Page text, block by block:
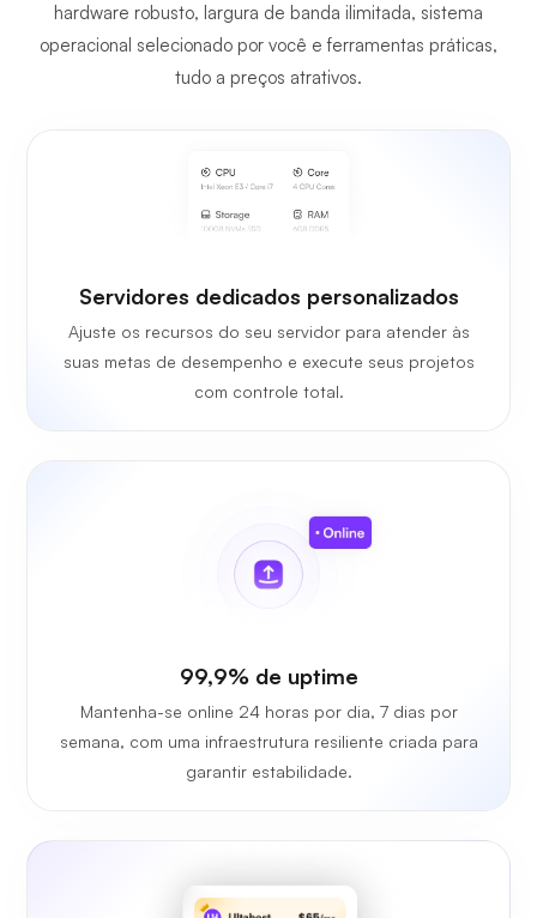
hardware robusto, largura de banda ilimitada, sistema
operacional selecionado por você e ferramentas práticas,
tudo a preços atrativos.
Servidores dedicados personalizados
Ajuste os recursos do seu servidor para atender às
suas metas de desempenho e execute seus projetos
com controle total.
99,9% de uptime
Mantenha-se online 24 horas por dia, 7 dias por
semana, com uma infraestrutura resiliente criada para
garantir estabilidade.